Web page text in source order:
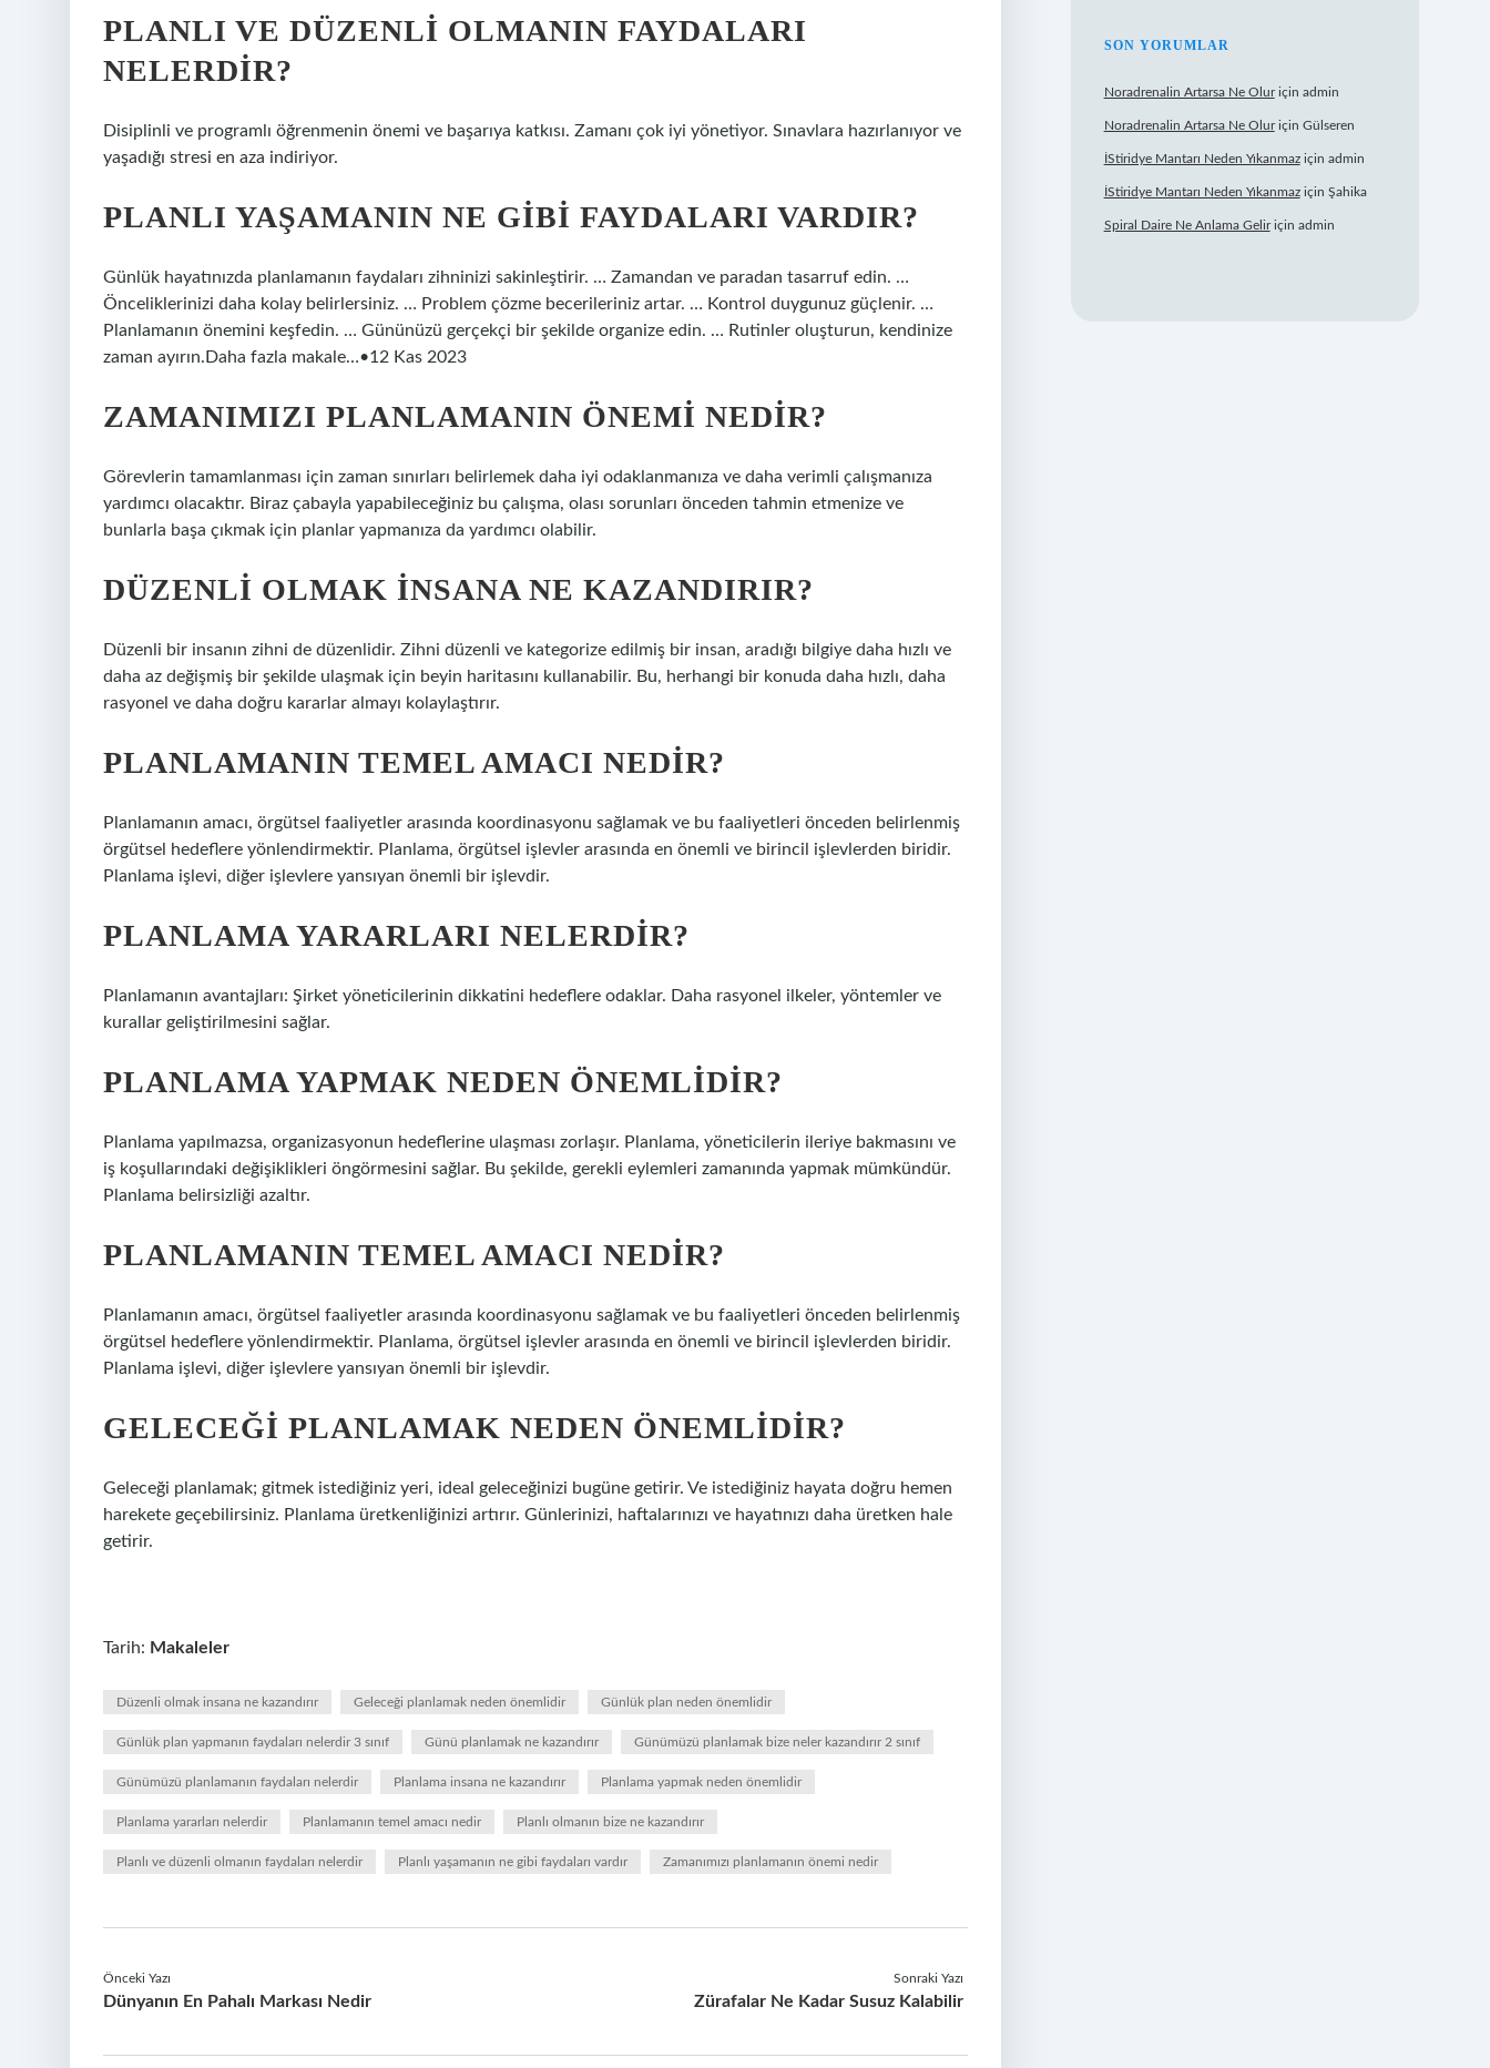
PLANLI VE DÜZENLI OLMANIN FAYDALARI
NELERDIR?
Disiplinli ve programlı öğrenmenin önemi ve başarıya katkısı. Zamanı çok iyi yönetiyor. Sınavlara hazırlanıyor ve
yaşadığı stresi en aza indiriyor.
PLANLI YAŞAMANIN NE GIBI FAYDALARI VARDIR?
Günlük hayatınızda planlamanın faydaları zihninizi sakinleştirir. … Zamandan ve paradan tasarruf edin. …
Önceliklerinizi daha kolay belirlersiniz. … Problem çözme becerileriniz artar. … Kontrol duygunuz güçlenir. …
Planlamanın önemini keşfedin. … Gününüzü gerçekçi bir şekilde organize edin. … Rutinler oluşturun, kendinize
zaman ayırın.Daha fazla makale…•12 Kas 2023
ZAMANIMIZI PLANLAMANIN ÖNEMI NEDIR?
Görevlerin tamamlanması için zaman sınırları belirlemek daha iyi odaklanmanıza ve daha verimli çalışmanıza
yardımcı olacaktır. Biraz çabayla yapabileceğiniz bu çalışma, olası sorunları önceden tahmin etmenize ve
bunlarla başa çıkmak için planlar yapmanıza da yardımcı olabilir.
DÜZENLI OLMAK INSANA NE KAZANDIRIR?
Düzenli bir insanın zihni de düzenlidir. Zihni düzenli ve kategorize edilmiş bir insan, aradığı bilgiye daha hızlı ve
daha az değişmiş bir şekilde ulaşmak için beyin haritasını kullanabilir. Bu, herhangi bir konuda daha hızlı, daha
rasyonel ve daha doğru kararlar almayı kolaylaştırır.
PLANLAMANIN TEMEL AMACI NEDIR?
Planlamanın amacı, örgütsel faaliyetler arasında koordinasyonu sağlamak ve bu faaliyetleri önceden belirlenmiş
örgütsel hedeflere yönlendirmektir. Planlama, örgütsel işlevler arasında en önemli ve birincil işlevlerden biridir.
Planlama işlevi, diğer işlevlere yansıyan önemli bir işlevdir.
PLANLAMA YARARLARI NELERDIR?
Planlamanın avantajları: Şirket yöneticilerinin dikkatini hedeflere odaklar. Daha rasyonel ilkeler, yöntemler ve
kurallar geliştirilmesini sağlar.
PLANLAMA YAPMAK NEDEN ÖNEMLIDIR?
Planlama yapılmazsa, organizasyonun hedeflerine ulaşması zorlaşır. Planlama, yöneticilerin ileriye bakmasını ve
iş koşullarındaki değişiklikleri öngörmesini sağlar. Bu şekilde, gerekli eylemleri zamanında yapmak mümkündür.
Planlama belirsizliği azaltır.
PLANLAMANIN TEMEL AMACI NEDIR?
Planlamanın amacı, örgütsel faaliyetler arasında koordinasyonu sağlamak ve bu faaliyetleri önceden belirlenmiş
örgütsel hedeflere yönlendirmektir. Planlama, örgütsel işlevler arasında en önemli ve birincil işlevlerden biridir.
Planlama işlevi, diğer işlevlere yansıyan önemli bir işlevdir.
GELECEĞI PLANLAMAK NEDEN ÖNEMLIDIR?
Geleceği planlamak; gitmek istediğiniz yeri, ideal geleceğinizi bugüne getirir. Ve istediğiniz hayata doğru hemen
harekete geçebilirsiniz. Planlama üretkenliğinizi artırır. Günlerinizi, haftalarınızı ve hayatınızı daha üretken hale
getirir.
Tarih: Makaleler
Düzenli olmak insana ne kazandırır Geleceği planlamak neden önemlidir Günlük plan neden önemlidir
Günlük plan yapmanın faydaları nelerdir 3 sınıf Günü planlamak ne kazandırır Günümüzü planlamak bize neler kazandırır 2 sınıf
Günümüzü planlamanın faydaları nelerdir Planlama insana ne kazandırır Planlama yapmak neden önemlidir
Planlama yararları nelerdir Planlamanın temel amacı nedir Planlı olmanın bize ne kazandırır
Planlı ve düzenli olmanın faydaları nelerdir Planlı yaşamanın ne gibi faydaları vardır Zamanımızı planlamanın önemi nedir
Önceki Yazı
Dünyanın En Pahalı Markası Nedir
Sonraki Yazı
Zürafalar Ne Kadar Susuz Kalabilir
SON YORUMLAR
Noradrenalin Artarsa Ne Oluriçin admin
Noradrenalin Artarsa Ne Oluriçin Gülseren
İStiridye Mantarı Neden Yıkanmaziçin admin
İStiridye Mantarı Neden Yıkanmaziçin Şahika
Spiral Daire Ne Anlama Geliriçin admin